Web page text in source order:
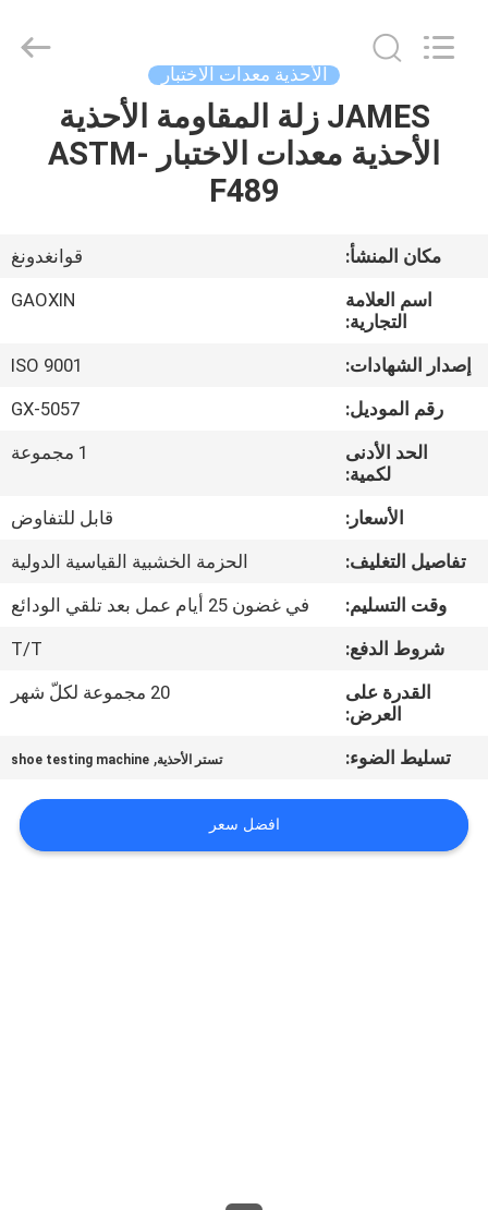
منزل،
معلومات
جولة
مراقبة
الجودة
اتصل
أخبار
اطلب
اقتباس
Ltd.，.
الأحذية معدات الاختبار
JAMES زلة المقاومة الأحذية
الأحذية معدات الاختبار ASTM-
F489
مكان المنشأ:
قوانغدونغ
اسم العلامة
التجارية:
GAOXIN
إصدار الشهادات:
ISO 9001
رقم الموديل:
GX-5057
الحد الأدنى
لكمية:
1 مجموعة
الأسعار:
قابل للتفاوض
تفاصيل التغليف:
الحزمة الخشبية القياسية الدولية
وقت التسليم:
في غضون 25 أيام عمل بعد تلقي الودائع
شروط الدفع:
T/T
القدرة على
العرض:
20 مجموعة لكلّ شهر
تسليط الضوء: تستر الأحذية,
shoe testing machine
افضل سعر